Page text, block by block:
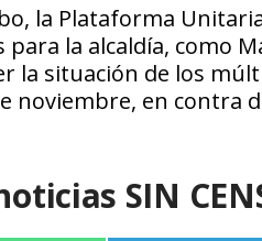
la Plataforma
la alcaldía, como
la situación de los
noviembre, en contra
SIN